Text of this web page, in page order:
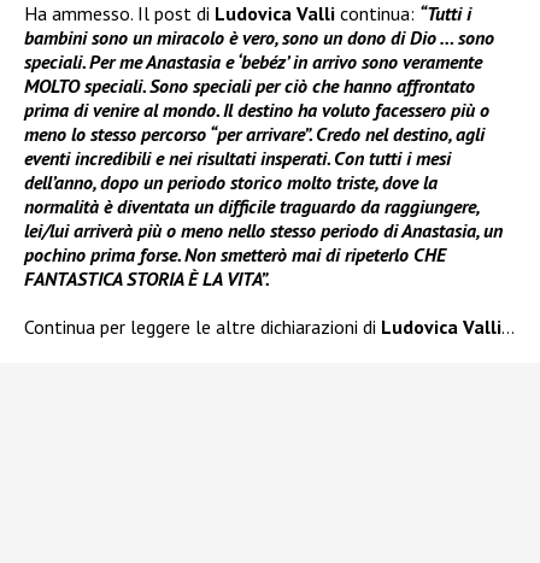
Ha ammesso. Il post di Ludovica Valli continua: “Tutti i
bambini sono un miracolo è vero, sono un dono di Dio … sono
speciali. Per me Anastasia e ‘bebéz’ in arrivo sono veramente
MOLTO speciali. Sono speciali per ciò che hanno affrontato
prima di venire al mondo. Il destino ha voluto facessero più o
meno lo stesso percorso “per arrivare”. Credo nel destino, agli
eventi incredibili e nei risultati insperati. Con tutti i mesi
dell’anno, dopo un periodo storico molto triste, dove la
normalità è diventata un difficile traguardo da raggiungere,
lei/lui arriverà più o meno nello stesso periodo di Anastasia, un
pochino prima forse. Non smetterò mai di ripeterlo CHE
FANTASTICA STORIA È LA VITA”.
Continua per leggere le altre dichiarazioni di Ludovica Valli…